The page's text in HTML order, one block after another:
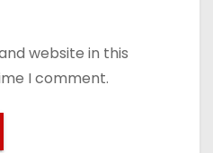
website in this
I comment.